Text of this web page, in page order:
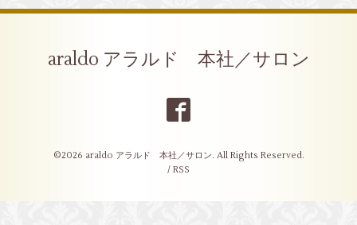
araldo アラルド 本社／サロン
©2026 araldo アラルド 本社／サロン. All Rights Reserved.
/ RSS